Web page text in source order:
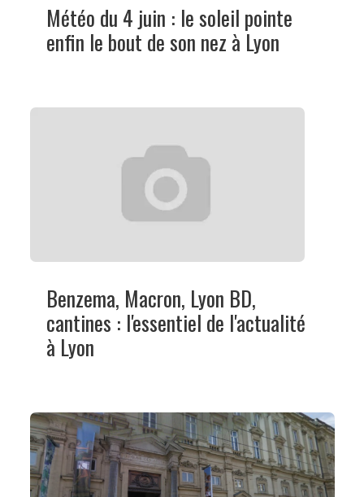
Météo du 4 juin : le soleil pointe
enfin le bout de son nez à Lyon
Benzema, Macron, Lyon BD,
cantines : l'essentiel de l'actualité
à Lyon